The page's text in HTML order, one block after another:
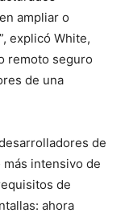
ampliar o
”, explicó White,
remoto seguro
de una
de
intensivo de
de
ahora